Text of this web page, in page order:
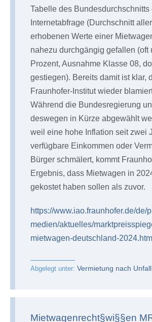
Tabelle des Bundesdurchschnitts
Internetabfrage (Durchschnitt
erhobenen Werte einer
nahezu durchgängig gefallen (oft
Prozent, Ausnahme Klasse 08,
gestiegen). Bereits damit ist klar,
Fraunhofer-Institut wieder
Während die Bundesregierung
deswegen in Kürze abgewählt
weil eine hohe Inflation seit zwei
verfügbare Einkommen oder
Bürger schmälert, kommt
Ergebnis, dass Mietwagen in
gekostet haben sollen als zuvor.
https://www.iao.fraunhofer.de/de/
medien/aktuelles/
mietwagen-deutschland-2024.html
Abgelegt unter: Vermietung nach Unfall
Mietwagenrecht§wi§§en